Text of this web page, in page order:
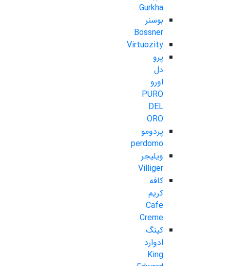
Gurkha
بوسنر
Bossner
Virtuozity
پرو
دل
اورو
PURO
DEL
ORO
پردومو
perdomo
ویلیجر
Villiger
کافه
کریم
Cafe
Creme
کینگ
ادوارد
King